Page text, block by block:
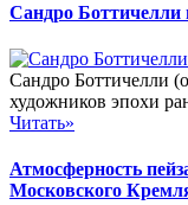
Сандро Боттичелли
Сандро Боттичелли
художников эпохи
Читать»
Атмосферность
Московского